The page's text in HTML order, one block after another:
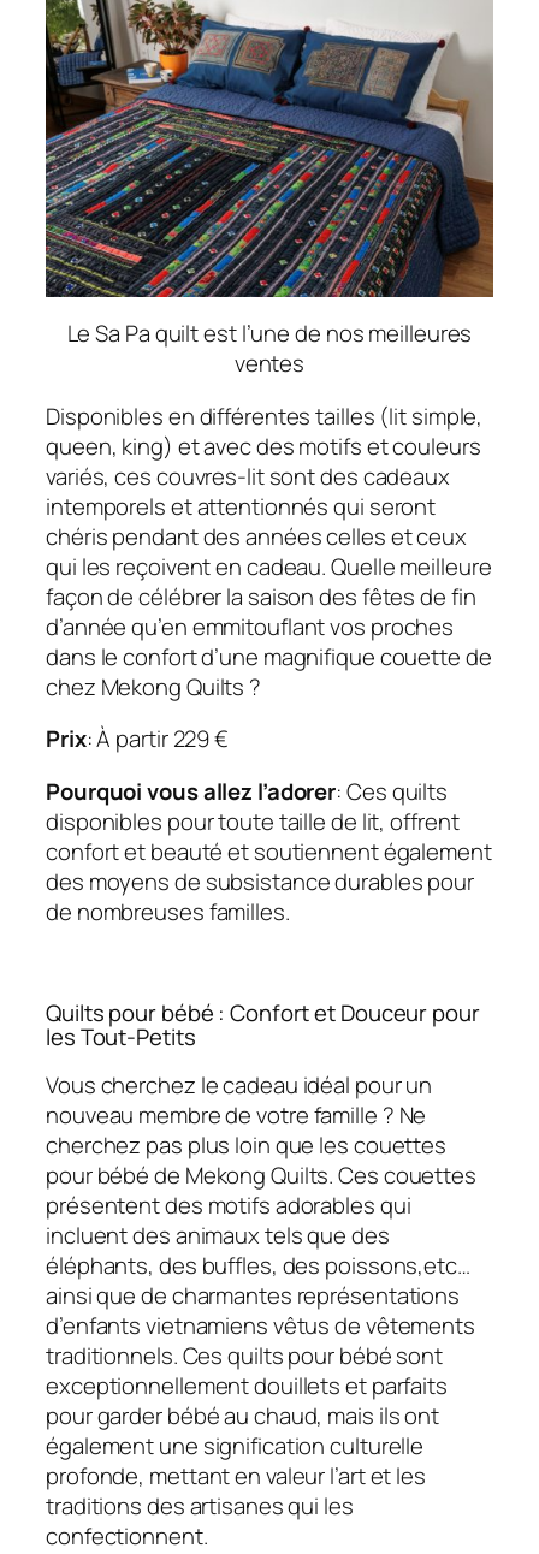
Le Sa Pa quilt est l’une de nos meilleures
ventes
Disponibles en différentes tailles (lit simple,
queen, king) et avec des motifs et couleurs
variés, ces couvres-lit sont des cadeaux
intemporels et attentionnés qui seront
chéris pendant des années celles et ceux
qui les reçoivent en cadeau. Quelle meilleure
façon de célébrer la saison des fêtes de fin
d’année qu’en emmitouflant vos proches
dans le confort d’une magnifique couette de
chez Mekong Quilts ?
Prix: À partir 229 €
Pourquoi vous allez l’adorer: Ces quilts
disponibles pour toute taille de lit, offrent
confort et beauté et soutiennent également
des moyens de subsistance durables pour
de nombreuses familles.
Quilts pour bébé : Confort et Douceur pour
les Tout-Petits
Vous cherchez le cadeau idéal pour un
nouveau membre de votre famille ? Ne
cherchez pas plus loin que les couettes
pour bébé de Mekong Quilts. Ces couettes
présentent des motifs adorables qui
incluent des animaux tels que des
éléphants, des buffles, des poissons,etc…
ainsi que de charmantes représentations
d’enfants vietnamiens vêtus de vêtements
traditionnels. Ces quilts pour bébé sont
exceptionnellement douillets et parfaits
pour garder bébé au chaud, mais ils ont
également une signification culturelle
profonde, mettant en valeur l’art et les
traditions des artisanes qui les
confectionnent.